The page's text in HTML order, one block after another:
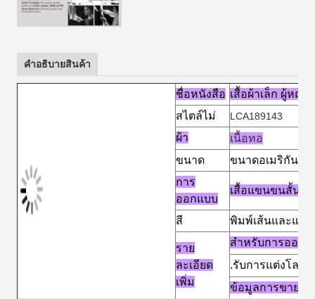
คําอธิบายสินค้า
ชื่อหนังสือ เสื้อผ้าเล็ก ผู้หญิง
สไตล์ไม่
LCA189143
ผ้า
เนื้อทอ
ขนาด
ขนาดอเมริกันแล
การ
ออกแบบ
เสื้อแขนขนสั้นแ
สี พิมพ์เส้นและแต่ง
ราย
ละเอียด
เพิ่ม
สําหรับการออก
.รับการแต่งโลโ
ข้อมูลการขาย